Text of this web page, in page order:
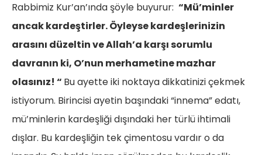
Rabbimiz Kur’an’ında şöyle buyurur: “Mü’minler
ancak kardeştirler. Öyleyse kardeşlerinizin
arasını düzeltin ve Allah’a karşı sorumlu
davranın ki, O’nun merhametine mazhar
olasınız! “ Bu ayette iki noktaya dikkatinizi çekmek
istiyorum. Birincisi ayetin başındaki “innema” edatı,
mü’minlerin kardeşliği dışındaki her türlü ihtimali
dışlar. Bu kardeşliğin tek çimentosu vardır o da